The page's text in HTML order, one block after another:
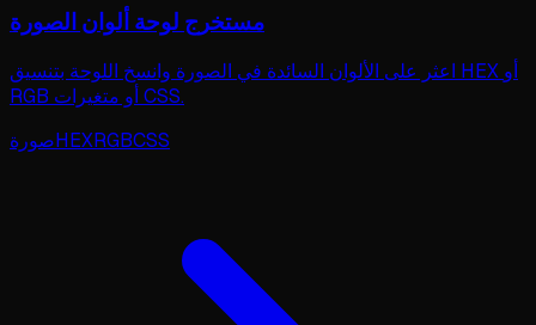
مستخرج لوحة ألوان الصورة
اعثر على الألوان السائدة في الصورة وانسخ اللوحة بتنسيق HEX أو
RGB أو متغيرات CSS.
صورةHEXRGBCSS